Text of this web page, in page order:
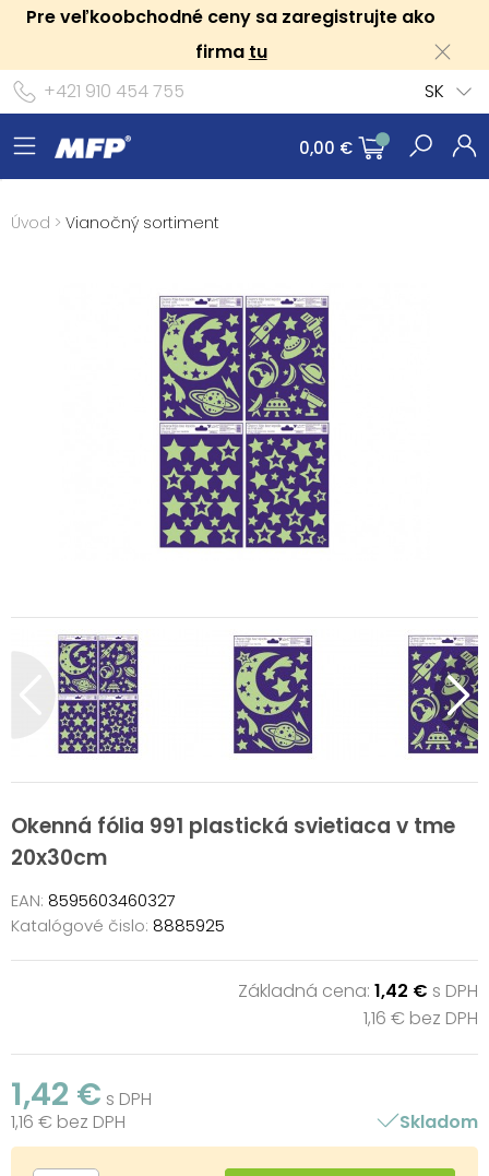
Pre veľkoobchodné ceny sa zaregistrujte ako
firma tu
+421 910 454 755
SK
0,00 €
Úvod > Vianočný sortiment
Okenná fólia 991 plastická svietiaca v tme
20x30cm
EAN: 8595603460327
Katalógové čislo: 8885925
Základná cena: 1,42 € s DPH
1,16 € bez DPH
1,42 € s DPH
1,16 € bez DPH
Skladom